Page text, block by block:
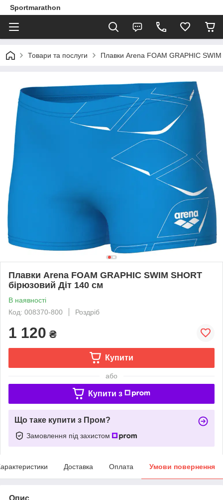
Sportmarathon
Товари та послуги Плавки Arena FOAM GRAPHIC
Плавки Arena FOAM GRAPHIC SWIM SHORT
бірюзовий Діт 140 см
В наявності
Код: 008370-800
Роздріб
1 120 ₴
Купити
або
Купити з
Що таке купити з Пром?
Замовлення під захистом
Доставка Оплата Умови повернення
Опис